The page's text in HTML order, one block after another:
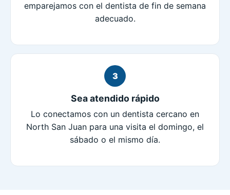
emparejamos con el dentista de fin de semana
adecuado.
3
Sea atendido rápido
Lo conectamos con un dentista cercano en
North San Juan para una visita el domingo, el
sábado o el mismo día.